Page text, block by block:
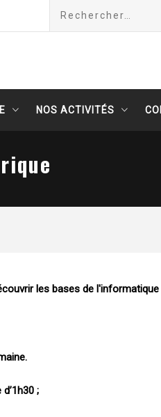
NOS ACTIVITÉS
;